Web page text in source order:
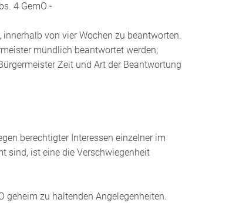
4 GemO -
von vier Wochen zu beantworten.
mündlich beantwortet werden;
Zeit und Art der Beantwortung
berechtigter Interessen einzelner im
sind, ist eine die Verschwiegenheit
geheim zu haltenden Angelegenheiten.